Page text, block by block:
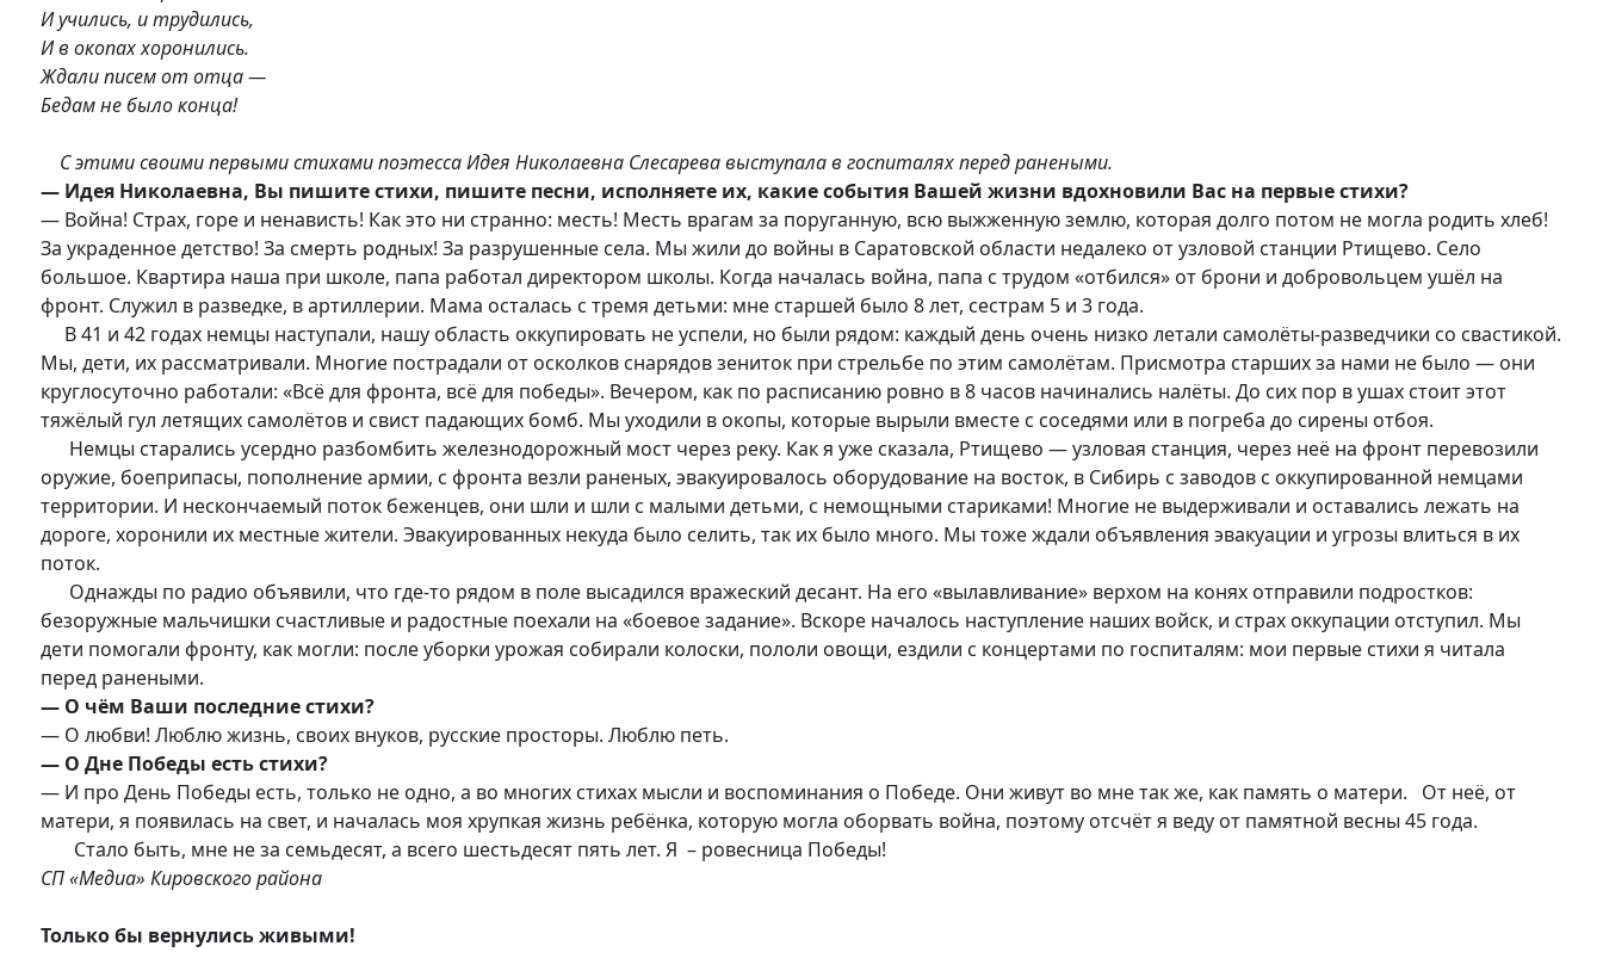
И учились, и трудились,
И в окопах хоронились.
Ждали писем от отца —
Бедам не было конца!
С этими своими первыми стихами поэтесса Идея Николаевна Слесарева выступала в госпиталях перед ранеными.
— Идея Николаевна, Вы пишите стихи, пишите песни, исполняете их, какие события Вашей жизни вдохновили Вас на первые стихи?
— Война! Страх, горе и ненависть! Как это ни странно: месть! Месть врагам за поруганную, всю выжженную землю, которая долго потом не могла родить хлеб!
За украденное детство! За смерть родных! За разрушенные села. Мы жили до войны в Саратовской области недалеко от узловой станции Ртищево. Село
большое. Квартира наша при школе, папа работал директором школы. Когда началась война, папа с трудом «отбился» от брони и добровольцем ушёл на
фронт. Служил в разведке, в артиллерии. Мама осталась с тремя детьми: мне старшей было 8 лет, сестрам 5 и 3 года.
В 41 и 42 годах немцы наступали, нашу область оккупировать не успели, но были рядом: каждый день очень низко летали самолёты-разведчики со свастикой.
Мы, дети, их рассматривали. Многие пострадали от осколков снарядов зениток при стрельбе по этим самолётам. Присмотра старших за нами не было — они
круглосуточно работали: «Всё для фронта, всё для победы». Вечером, как по расписанию ровно в 8 часов начинались налёты. До сих пор в ушах стоит этот
тяжёлый гул летящих самолётов и свист падающих бомб. Мы уходили в окопы, которые вырыли вместе с соседями или в погреба до сирены отбоя.
Немцы старались усердно разбомбить железнодорожный мост через реку. Как я уже сказала, Ртищево — узловая станция, через неё на фронт перевозили
оружие, боеприпасы, пополнение армии, с фронта везли раненых, эвакуировалось оборудование на восток, в Сибирь с заводов с оккупированной немцами
территории. И нескончаемый поток беженцев, они шли и шли с малыми детьми, с немощными стариками! Многие не выдерживали и оставались лежать на
дороге, хоронили их местные жители. Эвакуированных некуда было селить, так их было много. Мы тоже ждали объявления эвакуации и угрозы влиться в их
поток.
Однажды по радио объявили, что где-то рядом в поле высадился вражеский десант. На его «вылавливание» верхом на конях отправили подростков:
безоружные мальчишки счастливые и радостные поехали на «боевое задание». Вскоре началось наступление наших войск, и страх оккупации отступил. Мы
дети помогали фронту, как могли: после уборки урожая собирали колоски, пололи овощи, ездили с концертами по госпиталям: мои первые стихи я читала
перед ранеными.
— О чём Ваши последние стихи?
— О любви! Люблю жизнь, своих внуков, русские просторы. Люблю петь.
— О Дне Победы есть стихи?
— И про День Победы есть, только не одно, а во многих стихах мысли и воспоминания о Победе. Они живут во мне так же, как память о матери. От неё, от
матери, я появилась на свет, и началась моя хрупкая жизнь ребёнка, которую могла оборвать война, поэтому отсчёт я веду от памятной весны 45 года.
Стало быть, мне не за семьдесят, а всего шестьдесят пять лет. Я – ровесница Победы!
СП «Медиа» Кировского района
Только бы вернулись живыми!